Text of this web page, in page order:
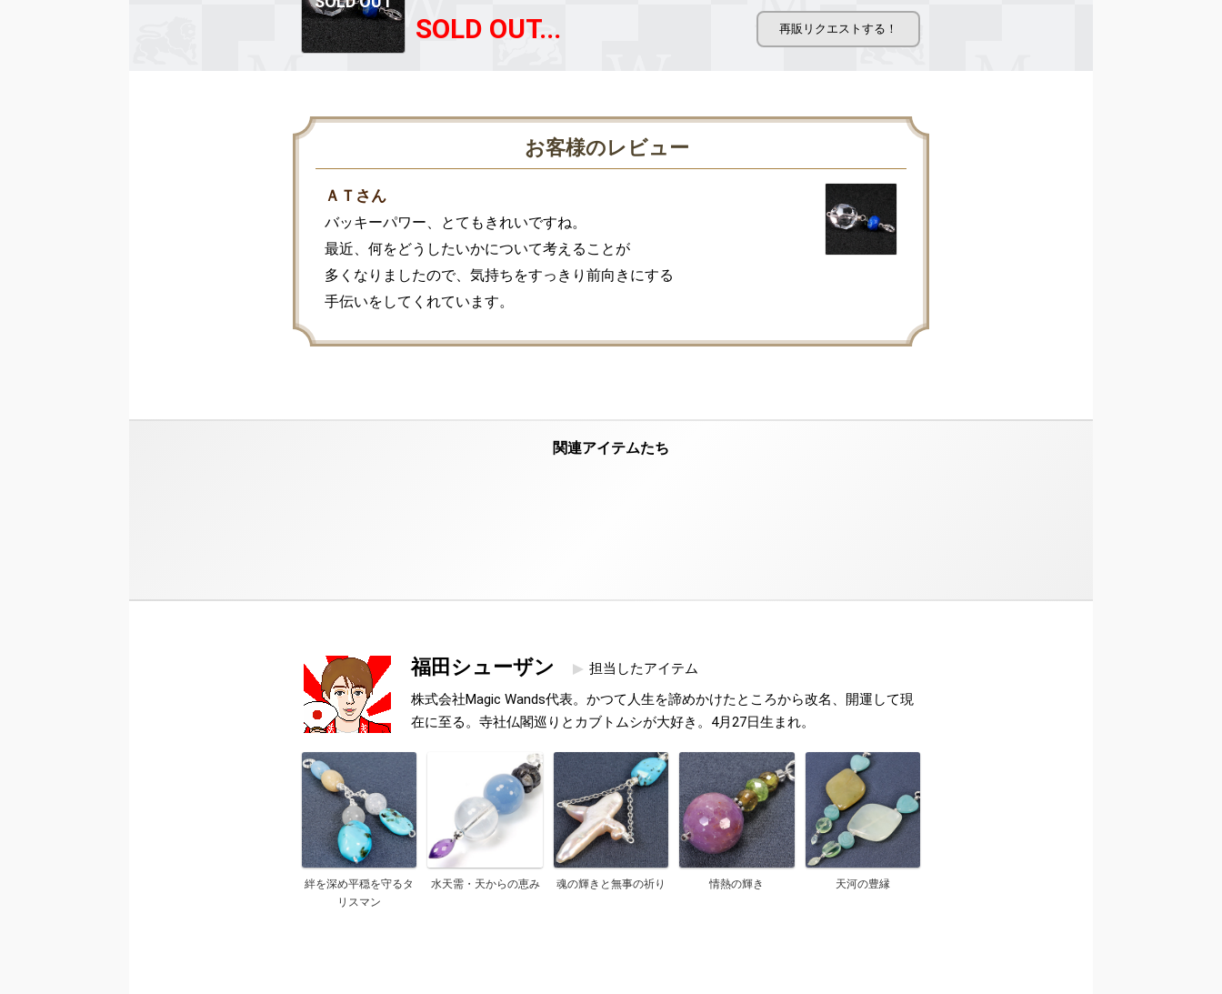
SOLD OUT...
お客様のレビュー
ＡＴさん
バッキーパワー、とてもきれいですね。
最近、何をどうしたいかについて考えることが
多くなりましたので、気持ちをすっきり前向きにする
手伝いをしてくれています。
福田シューザン
担当したアイテム
株式会社Magic Wands代表。かつて人生を諦めかけたところから改名、開運して現
在に至る。寺社仏閣巡りとカブトムシが大好き。4月27日生まれ。
絆を深め平穏を守るタ
リスマン
水天需・天からの恵み 魂の輝きと無事の祈り 情熱の輝き 天河の豊縁